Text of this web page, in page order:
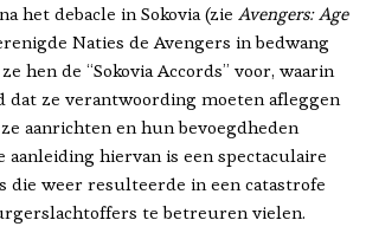
het debacle in Sokovia (zie Avengers: Age
Naties de Avengers in bedwang
hen de “Sokovia Accords” voor, waarin
ze verantwoording moeten afleggen
aanrichten en hun bevoegdheden
aanleiding hiervan is een spectaculaire
die weer resulteerde in een catastrofe
te betreuren vielen.